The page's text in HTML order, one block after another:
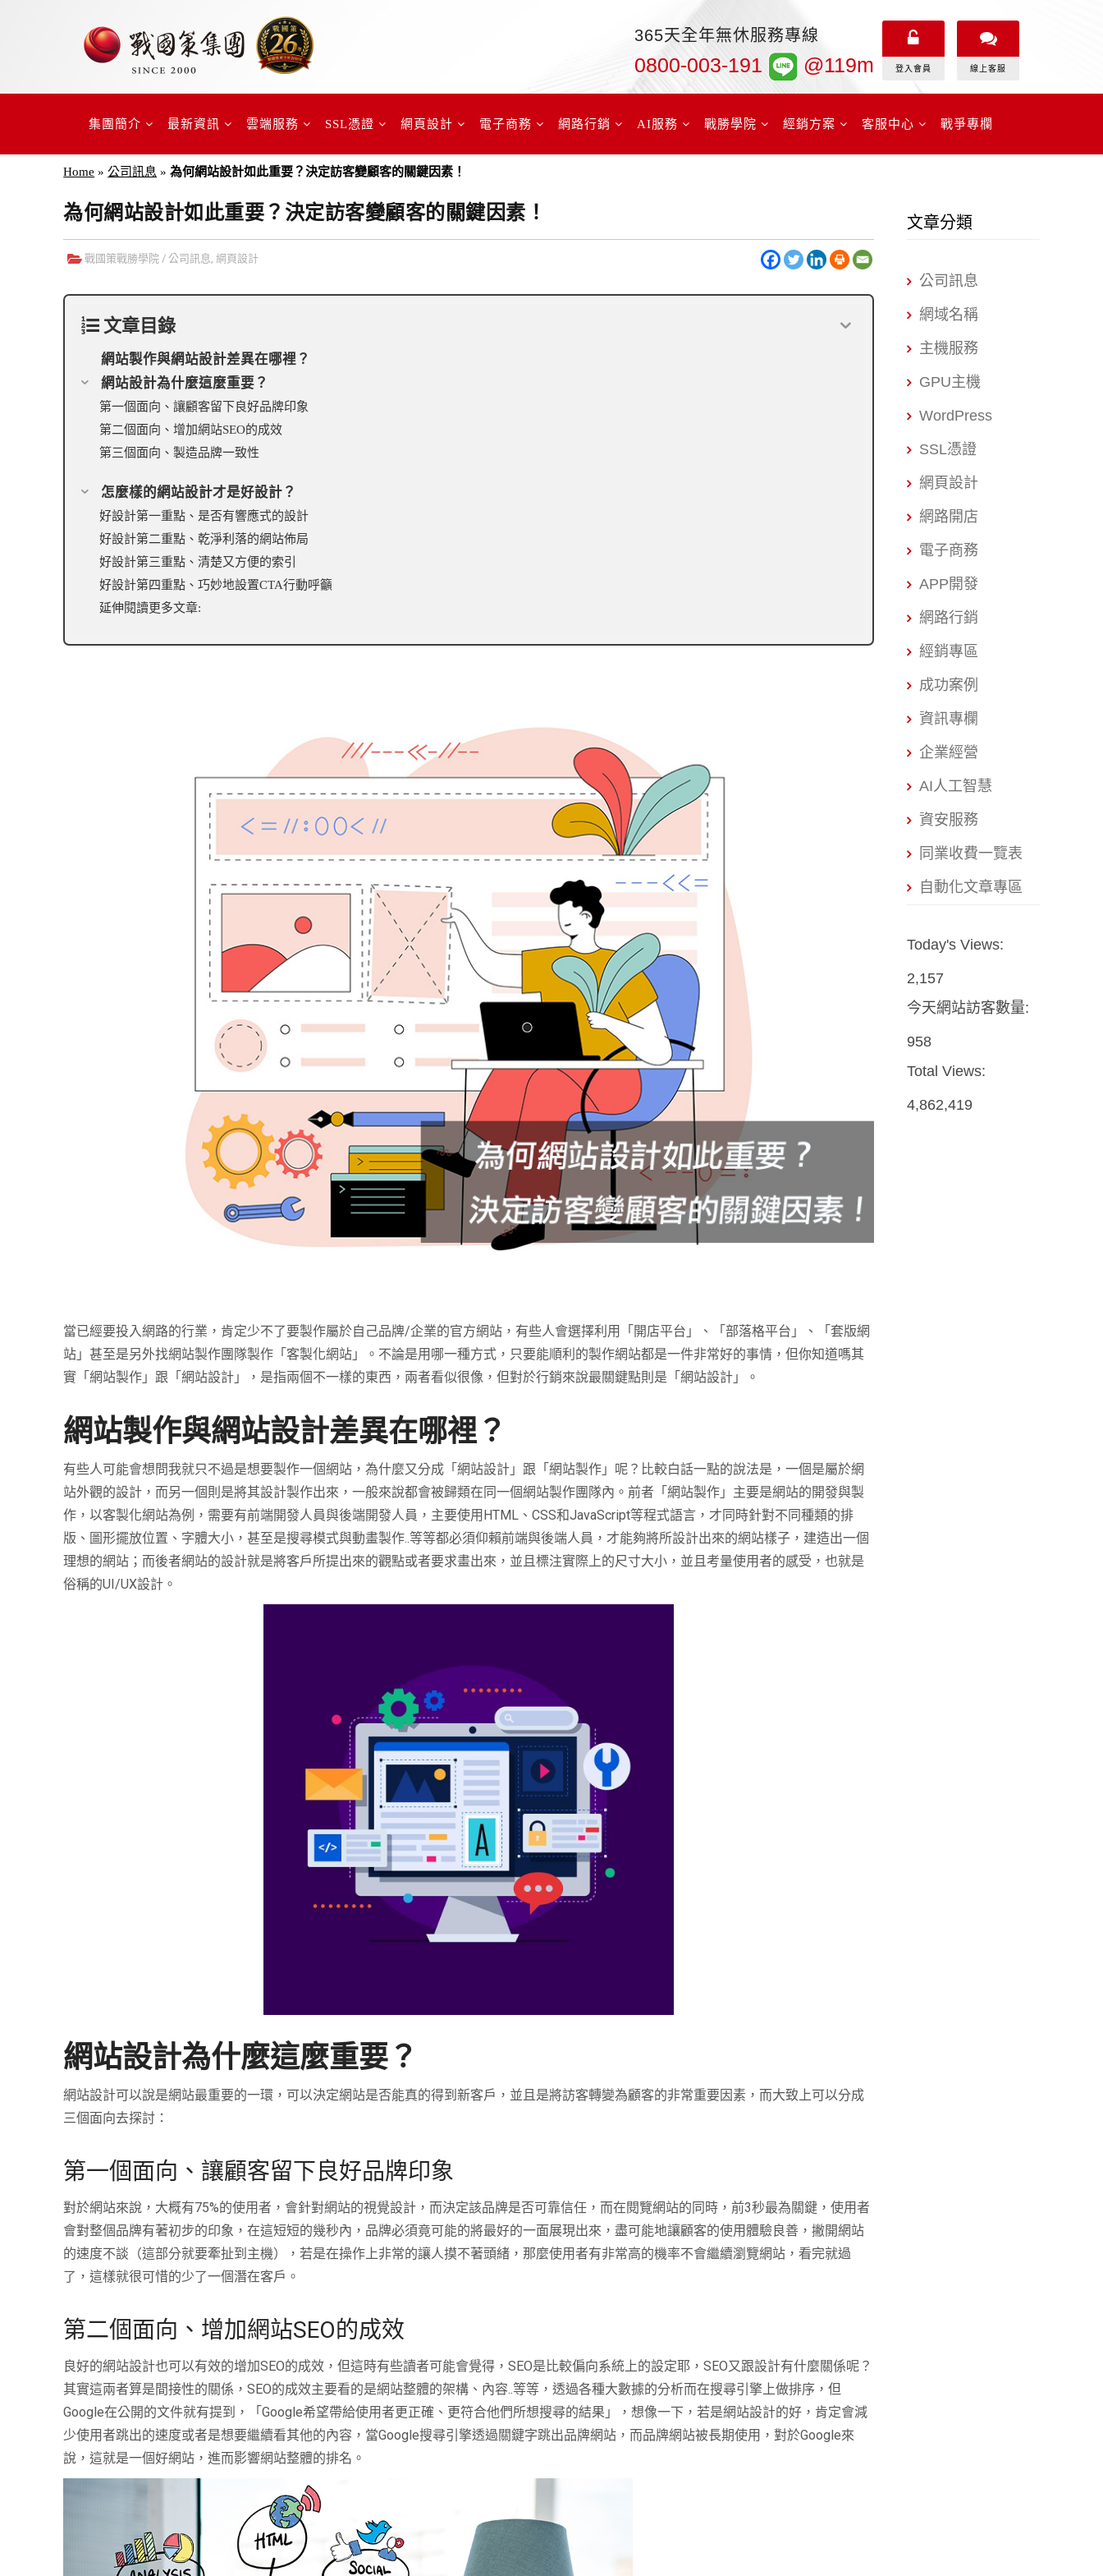
365天全年無休服務專線
0800-003-191 @119m 登入會員 線上客服
集團簡介 最新資訊 雲端服務 SSL憑證 網頁設計 電子商務 網路行銷 AI服務 戰勝學院 經銷方案 客服中心 戰爭專欄
Home »公司訊息 »為何網站設計如此重要？決定訪客變顧客的關鍵因素！
為何網站設計如此重要？決定訪客變顧客的關鍵因素！
戰國策戰勝學院 /公司訊息,網頁設計
文章目錄
網站製作與網站設計差異在哪裡？
網站設計為什麼這麼重要？
第一個面向、讓顧客留下良好品牌印象
第二個面向、增加網站SEO的成效
第三個面向、製造品牌一致性
怎麼樣的網站設計才是好設計？
好設計第一重點、是否有響應式的設計
好設計第二重點、乾淨利落的網站佈局
好設計第三重點、清楚又方便的索引
好設計第四重點、巧妙地設置CTA行動呼籲
延伸閱讀更多文章:
當已經要投入網路的行業，肯定少不了要製作屬於自己品牌/企業的官方網站，有些人會選擇利用「開店平台」、「部落格平台」、「套版網
站」甚至是另外找網站製作團隊製作「客製化網站」。不論是用哪一種方式，只要能順利的製作網站都是一件非常好的事情，但你知道嗎其
實「網站製作」跟「網站設計」，是指兩個不一樣的東西，兩者看似很像，但對於行銷來說最關鍵點則是「網站設計」。
網站製作與網站設計差異在哪裡？
有些人可能會想問我就只不過是想要製作一個網站，為什麼又分成「網站設計」跟「網站製作」呢？比較白話一點的說法是，一個是屬於網
站外觀的設計，而另一個則是將其設計製作出來，一般來說都會被歸類在同一個網站製作團隊內。前者「網站製作」主要是網站的開發與製
作，以客製化網站為例，需要有前端開發人員與後端開發人員，主要使用 HTML 、CSS和JavaScript等程式語言，才同時針對不同種類的排
版、圖形擺放位置、字體大小，甚至是搜尋模式與動畫製作..等等都必須仰賴前端與後端人員，才能夠將所設計出來的網站樣子，建造出一個
理想的網站；而後者網站的設計就是將客戶所提出來的觀點或者要求畫出來，並且標注實際上的尺寸大小，並且考量使用者的感受，也就是
俗稱的UI/UX設計。
網站設計為什麼這麼重要？
網站設計可以說是網站最重要的一環，可以決定網站是否能真的得到新客戶，並且是將訪客轉變為顧客的非常重要因素，而大致上可以分成
三個面向去探討：
第一個面向、讓顧客留下良好品牌印象
對於網站來說，大概有75%的使用者，會針對網站的視覺設計，而決定該品牌是否可靠信任，而在閱覽網站的同時，前3秒最為關鍵，使用者
會對整個品牌有著初步的印象，在這短短的幾秒內，品牌必須竟可能的將最好的一面展現出來，盡可能地讓顧客的使用體驗良善，撇開網站
的速度不談（這部分就要牽扯到主機），若是在操作上非常的讓人摸不著頭緒，那麼使用者有非常高的機率不會繼續瀏覽網站，看完就過
了，這樣就很可惜的少了一個潛在客戶。
第二個面向、增加網站SEO的成效
良好的網站設計也可以有效的增加SEO的成效，但這時有些讀者可能會覺得，SEO是比較偏向系統上的設定耶，SEO又跟設計有什麼關係呢？
其實這兩者算是間接性的關係，SEO的成效主要看的是網站整體的架構、內容..等等，透過各種大數據的分析而在搜尋引擎上做排序，但
Google在公開的文件就有提到，「Google希望帶給使用者更正確、更符合他們所想搜尋的結果」，想像一下，若是網站設計的好，肯定會減
少使用者跳出的速度或者是想要繼續看其他的內容，當Google搜尋引擎透過關鍵字跳出品牌網站，而品牌網站被長期使用，對於Google來
說，這就是一個好網站，進而影響網站整體的排名。
文章分類
公司訊息
網域名稱
主機服務
GPU主機
WordPress
SSL憑證
網頁設計
網路開店
電子商務
APP開發
網路行銷
經銷專區
成功案例
資訊專欄
企業經營
AI人工智慧
資安服務
同業收費一覽表
自動化文章專區
Today's Views:
2,157
今天網站訪客數量:
958
Total Views:
4,862,419